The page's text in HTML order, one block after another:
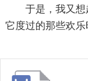
于是，我又
它度过的那些欢乐